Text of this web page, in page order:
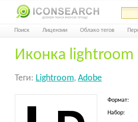
Поиск Лицензии Облако тегов
Иконка lightroom
Теги: Lightroom, Adobe
Формат:
Набор: